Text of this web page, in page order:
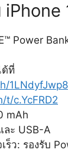
Power
ด้ที่
1LNdyfJwp8
c.YcFRD2
mAh
ละ USB-A
ร็ว: รองรับ